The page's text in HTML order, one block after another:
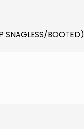
BOOTED)